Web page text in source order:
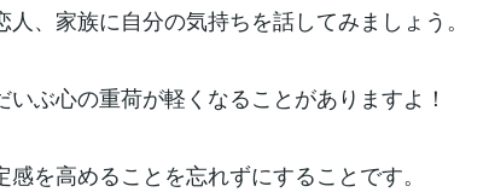
人、家族に自分の気持ちを話してみましょう。
いぶ心の重荷が軽くなることがありますよ！
を高めることを忘れずにすることです。